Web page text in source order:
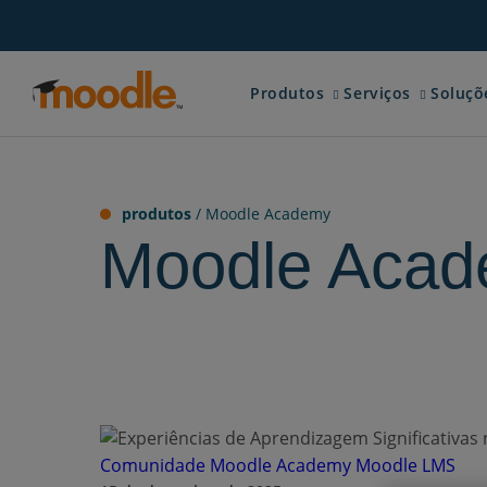
conteúdo
Produtos Expand child menu for
Serviços Expand
produtos / Moodle Academy
Moodle
Comunidade Moodle Academy Moodle LMS